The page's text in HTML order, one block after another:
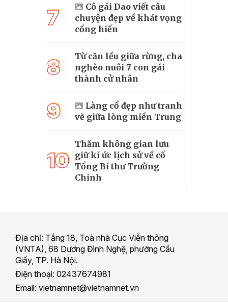
7
Cô gái Dao viết câu
chuyện đẹp về khát vọng
cống hiến
8
Từ căn lều giữa rừng, cha
nghèo nuôi 7 con gái
thành cử nhân
9
Làng cổ đẹp như tranh
vẽ giữa lòng miền Trung
10
Thăm không gian lưu
giữ kí ức lịch sử về cố
Tổng Bí thư Trường
Chinh
Địa chỉ: Tầng 18, Toà nhà Cục Viễn thông
(VNTA), 68 Dương Đình Nghệ, phường Cầu
Giấy, TP. Hà Nội.
Điện thoại: 02437674981
Email: vietnamnet@vietnamnet.vn